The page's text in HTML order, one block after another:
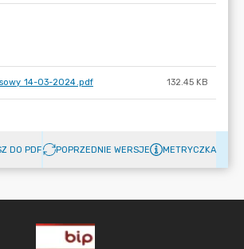
14-03-2024.pdf 132.45 KB
DO PDF POPRZEDNIE WERSJE METRYCZKA